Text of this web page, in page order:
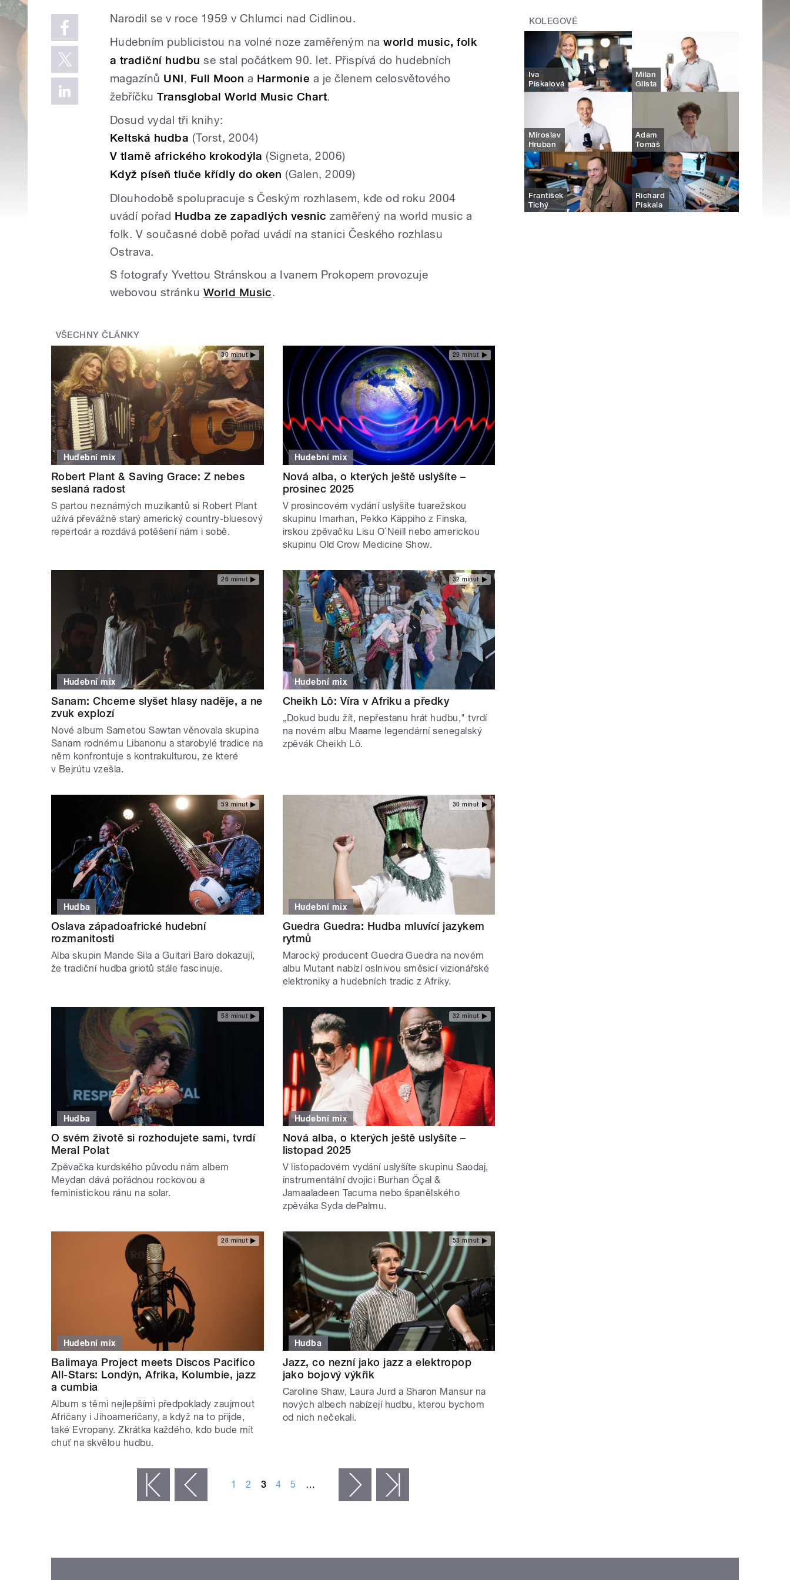
Narodil se v roce 1959 v Chlumci nad Cidlinou.
Hudebním publicistou na volné noze zaměřeným naworld music, folk
a tradiční hudbu se stal počátkem 90. let. Přispívá do hudebních
magazínů UNI, Full Moon a Harmonie a je členem celosvětového
žebříčkuTransglobal World Music Chart.
Dosud vydal tři knihy:
Keltská hudba (Torst, 2004)
V tlamě afrického krokodýla (Signeta, 2006)
Když píseň tluče křídly do oken (Galen, 2009)
Dlouhodobě spolupracuje s Českým rozhlasem, kde od roku 2004
uvádí pořad Hudba ze zapadlých vesnic zaměřený na world music a
folk. V současné době pořad uvádí na stanici Českého rozhlasu
Ostrava.
S fotografy Yvettou Stránskou a Ivanem Prokopem provozuje
webovou stránku World Music.
VŠECHNY ČLÁNKY
30 minut
Hudební mix
Robert Plant & Saving Grace: Z nebes
seslaná radost
S partou neznámých muzikantů si Robert Plant
užívá převážně starý americký country-bluesový
repertoár a rozdává potěšení nám i sobě.
29 minut
Hudební mix
Nová alba, o kterých ještě uslyšíte –
prosinec 2025
V prosincovém vydání uslyšíte tuarežskou
skupinu Imarhan, Pekko Käppiho z Finska,
irskou zpěvačku Lisu O´Neill nebo americkou
skupinu Old Crow Medicine Show.
26 minut
Hudební mix
Sanam: Chceme slyšet hlasy naděje, a ne
zvuk explozí
Nové album Sametou Sawtan věnovala skupina
Sanam rodnému Libanonu a starobylé tradice na
něm konfrontuje s kontrakulturou, ze které
v Bejrútu vzešla.
32 minut
Hudební mix
Cheikh Lô: Víra v Afriku a předky
„Dokud budu žít, nepřestanu hrát hudbu," tvrdí
na novém albu Maame legendární senegalský
zpěvák Cheikh Lô.
59 minut
Hudba
Oslava západoafrické hudební
rozmanitosti
Alba skupin Mande Sila a Guitari Baro dokazují,
že tradiční hudba griotů stále fascinuje.
30 minut
Hudební mix
Guedra Guedra: Hudba mluvící jazykem
rytmů
Marocký producent Guedra Guedra na novém
albu Mutant nabízí oslnivou směsicí vizionářské
elektroniky a hudebních tradic z Afriky.
58 minut
Hudba
O svém životě si rozhodujete sami, tvrdí
Meral Polat
Zpěvačka kurdského původu nám albem
Meydan dává pořádnou rockovou a
feministickou ránu na solar.
32 minut
Hudební mix
Nová alba, o kterých ještě uslyšíte –
listopad 2025
V listopadovém vydání uslyšíte skupinu Saodaj,
instrumentální dvojici Burhan Öçal &
Jamaaladeen Tacuma nebo španělského
zpěváka Syda dePalmu.
28 minut
Hudební mix
Balimaya Project meets Discos Pacifico
All-Stars: Londýn, Afrika, Kolumbie, jazz
a cumbia
Album s těmi nejlepšími předpoklady zaujmout
Afričany i Jihoameričany, a když na to přijde,
také Evropany. Zkrátka každého, kdo bude mít
chuť na skvělou hudbu.
53 minut
Hudba
Jazz, co nezní jako jazz a elektropop
jako bojový výkřik
Caroline Shaw, Laura Jurd a Sharon Mansur na
nových albech nabízejí hudbu, kterou bychom
od nich nečekali.
‹ předchozí 1 2 3 4 5 … následující ›
KOLEGOVÉ
Iva
Piskalová
Milan
Glista
Miroslav
Hruban
Adam
Tomáš
František
Tichý
Richard
Piskala